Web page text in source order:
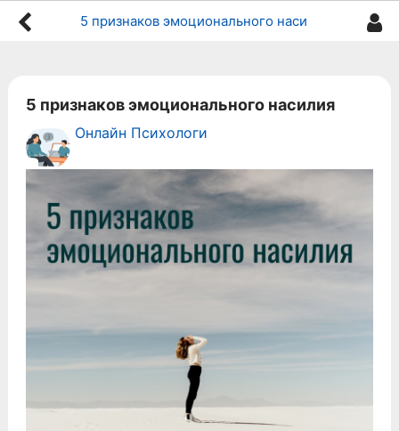
5 признаков эмоционального насилия
Онлайн Психологи